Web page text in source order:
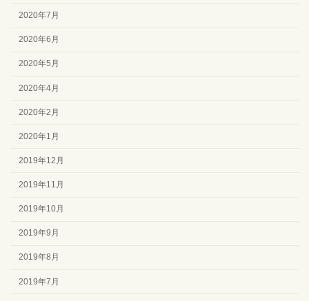
2020年7月
2020年6月
2020年5月
2020年4月
2020年2月
2020年1月
2019年12月
2019年11月
2019年10月
2019年9月
2019年8月
2019年7月